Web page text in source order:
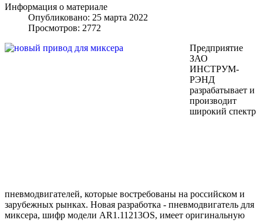
Информация о материале
Опубликовано: 25 марта 2022
Просмотров: 2772
Предприятие
ЗАО
ИНСТРУМ-
РЭНД
разрабатывает и
производит
широкий спектр
пневмодвигателей, которые востребованы на российском и
зарубежных рынках. Новая разработка - пневмодвигатель для
миксера, шифр модели AR1.11213OS, имеет оригинальную